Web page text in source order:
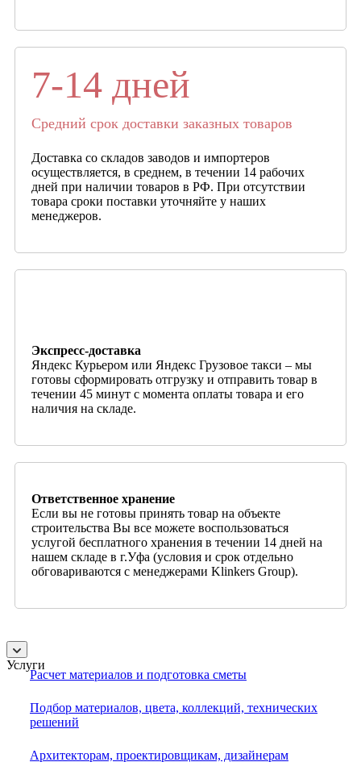
7-14 дней
Средний срок доставки заказных товаров
Доставка со складов заводов и импортеров
осуществляется, в среднем, в течении 14 рабочих
дней при наличии товаров в РФ. При отсутствии
товара сроки поставки уточняйте у наших
менеджеров.
Экспресс-доставка
Яндекс Курьером или Яндекс Грузовое такси – мы
готовы сформировать отгрузку и отправить товар в
течении 45 минут с момента оплаты товара и его
наличия на складе.
Ответственное хранение
Если вы не готовы принять товар на объекте
строительства Вы все можете воспользоваться
услугой бесплатного хранения в течении 14 дней на
нашем складе в г.Уфа (условия и срок отдельно
обговариваются с менеджерами Klinkers Group).
Услуги
Расчет материалов и подготовка сметы
Подбор материалов, цвета, коллекций, технических
решений
Архитекторам, проектировщикам, дизайнерам